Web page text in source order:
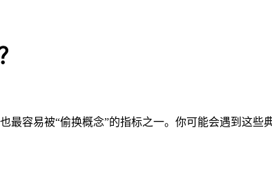
容易被“偷换概念”的指标之一。你可能会遇到这些